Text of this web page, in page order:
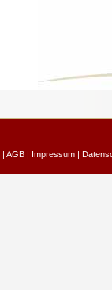
| AGB | Impressum |